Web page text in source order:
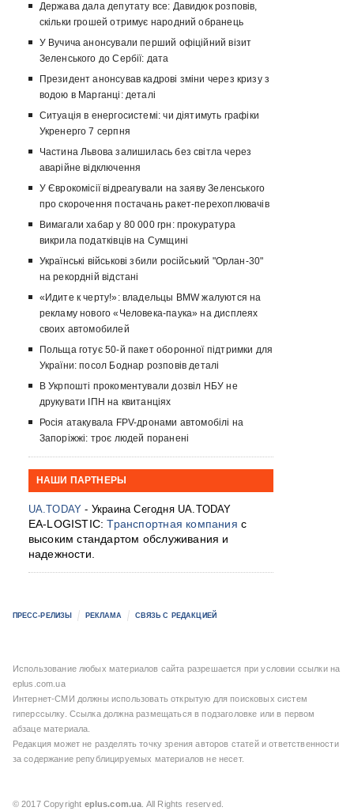
Держава дала депутату все: Давидюк розповів,
скільки грошей отримує народний обранець
У Вучича анонсували перший офіційний візит
Зеленського до Сербії: дата
Президент анонсував кадрові зміни через кризу з
водою в Марганці: деталі
Ситуація в енергосистемі: чи діятимуть графіки
Укренерго 7 серпня
Частина Львова залишилась без світла через
аварійне відключення
У Єврокомісії відреагували на заяву Зеленського
про скорочення постачань ракет-перехоплювачів
Вимагали хабар у 80 000 грн: прокуратура
викрила податківців на Сумщині
Українські військові збили російський "Орлан-30"
на рекордній відстані
«Идите к черту!»: владельцы BMW жалуются на
рекламу нового «Человека-паука» на дисплеях
своих автомобилей
Польща готує 50-й пакет оборонної підтримки для
України: посол Боднар розповів деталі
В Укрпошті прокоментували дозвіл НБУ не
друкувати ІПН на квитанціях
Росія атакувала FPV-дронами автомобілі на
Запоріжжі: троє людей поранені
НАШИ ПАРТНЕРЫ
UA.TODAY - Украина Сегодня UA.TODAY
EA-LOGISTIC:Транспортная компания с
высоким стандартом обслуживания и
надежности.
ПРЕСС-РЕЛИЗЫ РЕКЛАМА СВЯЗЬ С РЕДАКЦИЕЙ
Использование любых материалов сайта разрешается при условии ссылки на
eplus.com.ua
Интернет-СМИ должны использовать открытую для поисковых систем
гиперссылку. Ссылка должна размещаться в подзаголовке или в первом
абзаце материала.
Редакция может не разделять точку зрения авторов статей и ответственности
за содержание републицируемых материалов не несет.
© 2017 Copyright eplus.com.ua . All Rights reserved.